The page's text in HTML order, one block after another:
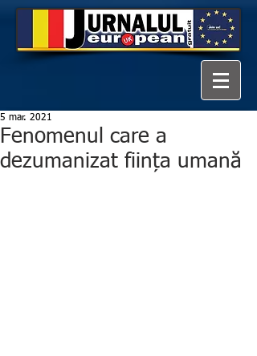
Fenomenul care a
dezumanizat ființa umană
5 mar. 2021